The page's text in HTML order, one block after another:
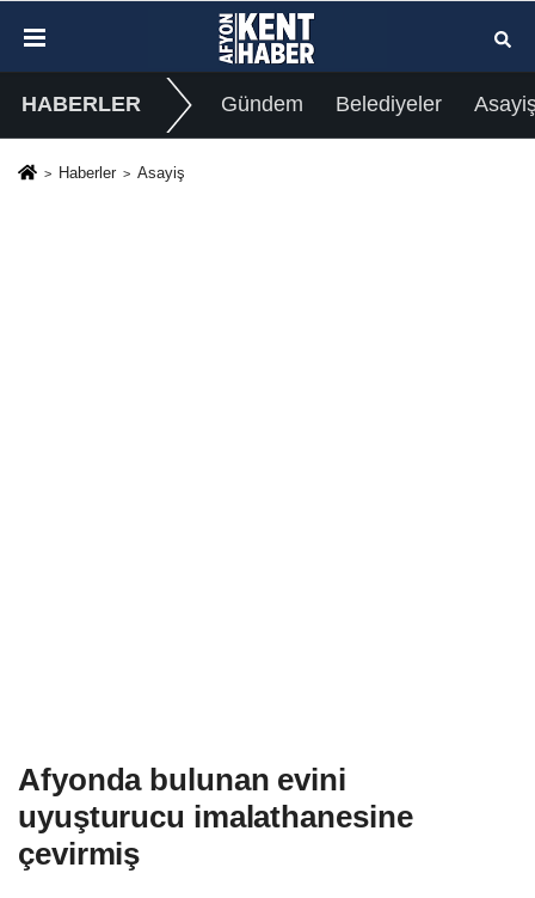
HABERLER Gündem Belediyeler
Haberler Asayiş
Afyonda bulunan evini
uyuşturucu imalathanesine
çevirmiş